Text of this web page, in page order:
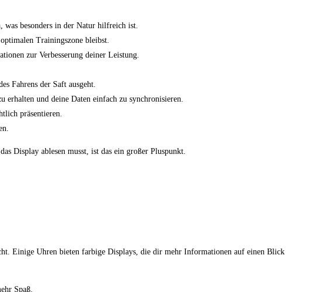
was besonders in der Natur hilfreich ist.
Trainingszone​ bleibst.
zur Verbesserung deiner Leistung.
Fahrens der Saft ausgeht.
und deine Daten einfach zu synchronisieren.
präsentieren.
Display ablesen musst,​ ist das ein großer Pluspunkt.
Einige​ Uhren bieten farbige Displays, die ⁤dir mehr Informationen auf einen ⁣Blick
Spaß.